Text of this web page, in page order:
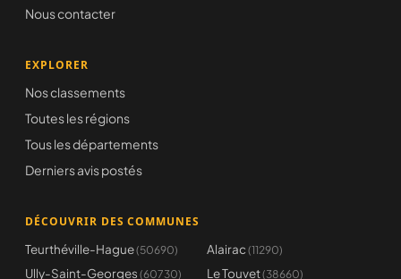
Nous contacter
EXPLORER
Nos classements
Toutes les régions
Tous les départements
Derniers avis postés
DÉCOUVRIR DES COMMUNES
Teurthéville-Hague(50690) Alairac (11290)
Ully-Saint-Georges (60730) Le Touvet(38660)